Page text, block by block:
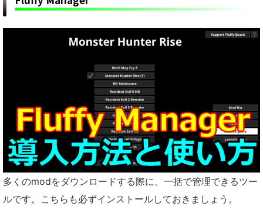
多くのmodをダウンロードする際に、一括で管理できるツー
ルです。こちらも必ずインストールしておきましょう。